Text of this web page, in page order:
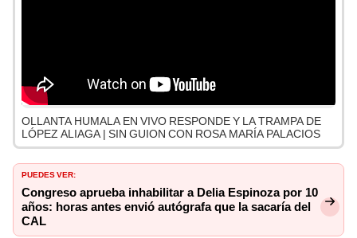
OLLANTA HUMALA EN VIVO RESPONDE Y LA TRAMPA DE
LÓPEZ ALIAGA | SIN GUION CON ROSA MARÍA PALACIOS
PUEDES VER:
Congreso aprueba inhabilitar a Delia Espinoza por 10
años: horas antes envió autógrafa que la sacaría del
CAL